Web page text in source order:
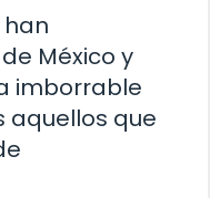
han
México y
imborrable
aquellos que